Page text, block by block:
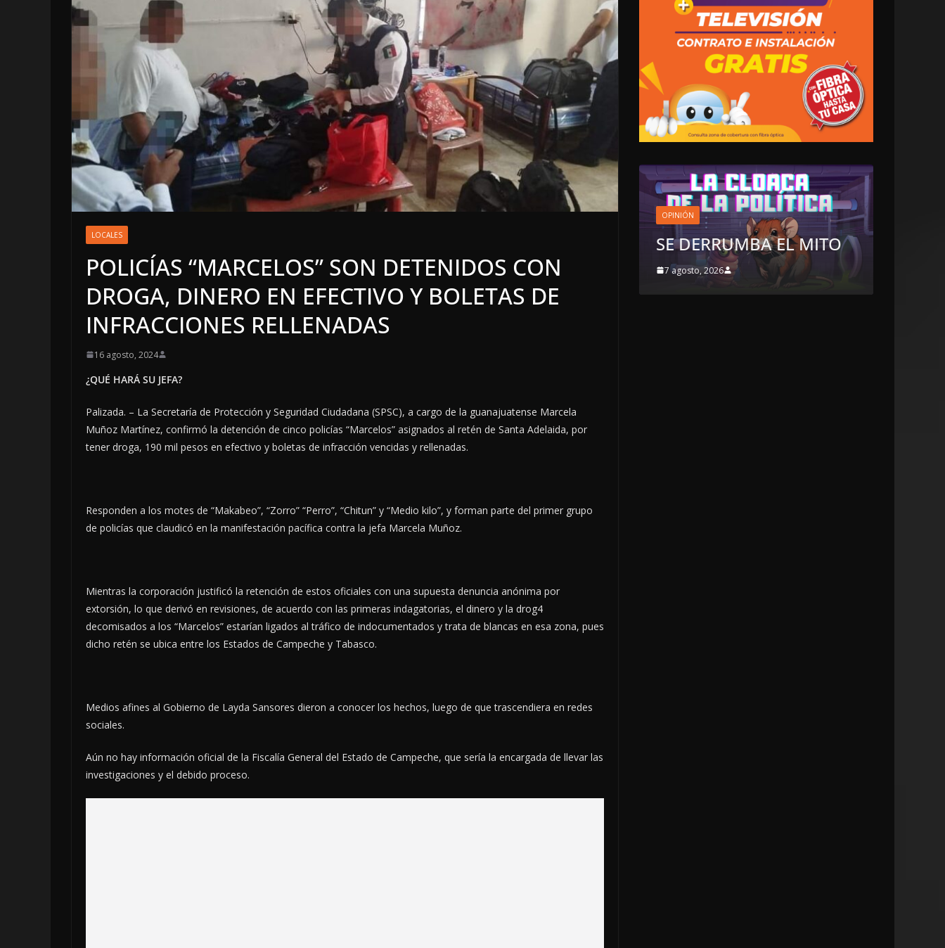
LOCALES
POLICÍAS “MARCELOS” SON DETENIDOS CON
DROGA, DINERO EN EFECTIVO Y BOLETAS DE
INFRACCIONES RELLENADAS
16 agosto, 2024
¿QUÉ HARÁ SU JEFA?
Palizada. – La Secretaría de Protección y Seguridad Ciudadana (SPSC), a cargo de la guanajuatense Marcela
Muñoz Martínez, confirmó la detención de cinco policías “Marcelos” asignados al retén de Santa Adelaida, por
tener droga, 190 mil pesos en efectivo y boletas de infracción vencidas y rellenadas.
Responden a los motes de “Makabeo”, “Zorro” “Perro”, “Chitun” y “Medio kilo”, y forman parte del primer grupo
de policías que claudicó en la manifestación pacífica contra la jefa Marcela Muñoz.
Mientras la corporación justificó la retención de estos oficiales con una supuesta denuncia anónima por
extorsión, lo que derivó en revisiones, de acuerdo con las primeras indagatorias, el dinero y la drog4
decomisados a los “Marcelos” estarían ligados al tráfico de indocumentados y trata de blancas en esa zona, pues
dicho retén se ubica entre los Estados de Campeche y Tabasco.
Medios afines al Gobierno de Layda Sansores dieron a conocer los hechos, luego de que trascendiera en redes
sociales.
Aún no hay información oficial de la Fiscalía General del Estado de Campeche, que sería la encargada de llevar las
investigaciones y el debido proceso.
6 agosto, 2026
OPINIÓN
7 agosto, 2026
LOCALES OPINIÓN
TOP TEN DEL REPUDIO
7 agosto, 2026